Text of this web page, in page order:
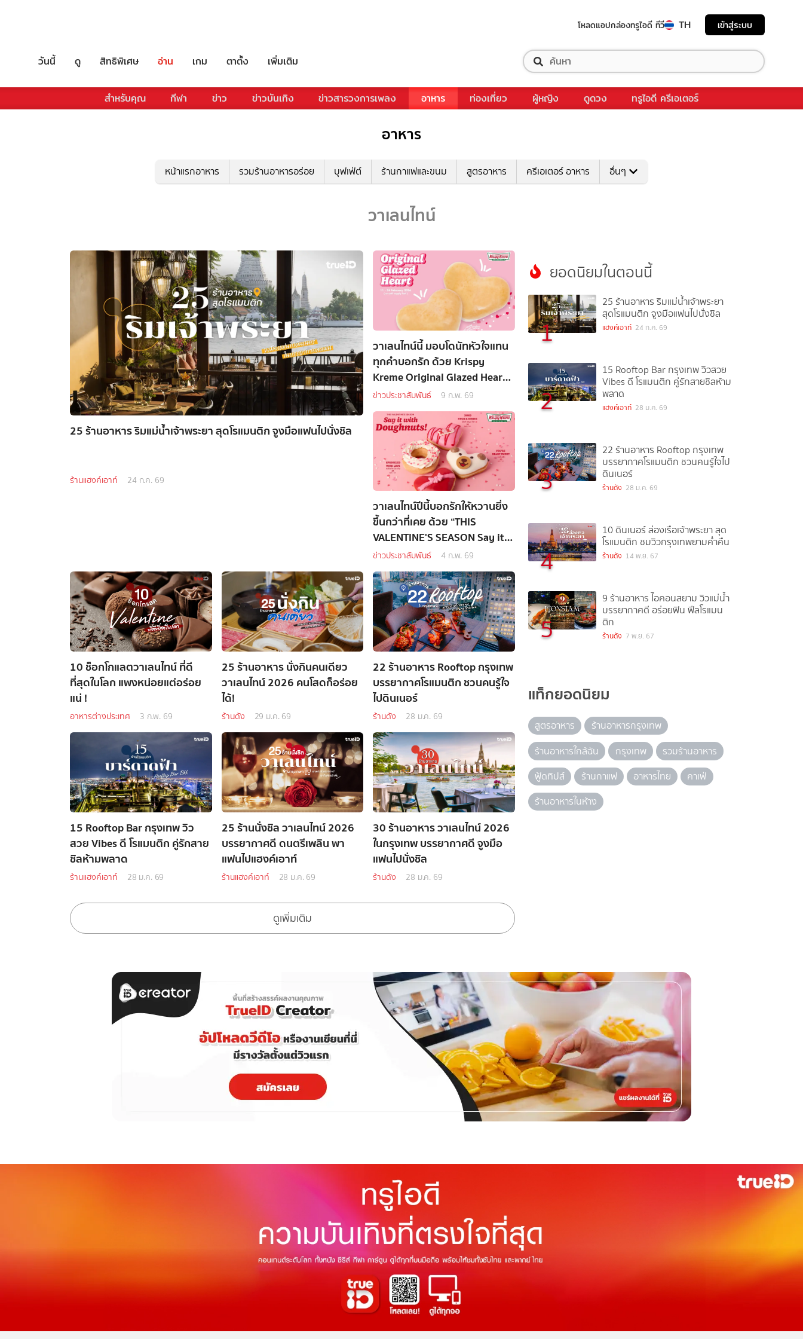
โหลดแอปกล่องทรูไอดี ทีวี TH เข้าสู่ระบบ
วันนี้ ดู สิทธิพิเศษ อ่าน เกม ตาตั้ง เพิ่มเติม
สำหรับคุณ กีฬา ข่าว ข่าวบันเทิง ข่าวสารวงการเพลง อาหาร ท่องเที่ยว ผู้หญิง ดูดวง ทรูไอดี ครีเอเตอร์
อาหาร
หน้าแรกอาหาร รวมร้านอาหารอร่อย บุฟเฟ่ต์ ร้านกาแฟและขนม สูตรอาหาร ครีเอเตอร์ อาหาร อื่นๆ
วาเลนไทน์
25 ร้านอาหาร ริมแม่น้ำเจ้าพระยา สุดโรแมนติก จูงมือแฟนไปนั่งชิล
ร้านแฮงค์เอาท์ 24 ก.ค. 69
วาเลนไทน์นี้ มอบโดนัทหัวใจแทน
ทุกคำบอกรัก ด้วย Krispy
Kreme Original Glazed Heart
Doughnuts
ข่าวประชาสัมพันธ์ 9 ก.พ. 69
วาเลนไทน์ปีนี้บอกรักให้หวานยิ่ง
ขึ้นกว่าที่เคย ด้วย “THIS
VALENTINE'S SEASON Say it
with Doughnuts”
ข่าวประชาสัมพันธ์ 4 ก.พ. 69
10 ช็อกโกแลตวาเลนไทน์ ที่ดี
ที่สุดในโลก แพงหน่อยแต่อร่อย
แน่ !
อาหารต่างประเทศ 3 ก.พ. 69
25 ร้านอาหาร นั่งกินคนเดียว
วาเลนไทน์ 2026 คนโสดก็อร่อย
ได้!
ร้านดัง 29 ม.ค. 69
22 ร้านอาหาร Rooftop กรุงเทพ
บรรยากาศโรแมนติก ชวนคนรู้ใจ
ไปดินเนอร์
ร้านดัง 28 ม.ค. 69
15 Rooftop Bar กรุงเทพ วิว
สวย Vibes ดี โรแมนติก คู่รักสาย
ชิลห้ามพลาด
ร้านแฮงค์เอาท์ 28 ม.ค. 69
25 ร้านนั่งชิล วาเลนไทน์ 2026
บรรยากาศดี ดนตรีเพลิน พา
แฟนไปแฮงค์เอาท์
ร้านแฮงค์เอาท์ 28 ม.ค. 69
30 ร้านอาหาร วาเลนไทน์ 2026
ในกรุงเทพ บรรยากาศดี จูงมือ
แฟนไปนั่งชิล
ร้านดัง 28 ม.ค. 69
ดูเพิ่มเติม
ยอดนิยมในตอนนี้
1
25 ร้านอาหาร ริมแม่น้ำเจ้าพระยา
สุดโรแมนติก จูงมือแฟนไปนั่งชิล
แฮงค์เอาท์ 24 ก.ค. 69
2
15 Rooftop Bar กรุงเทพ วิวสวย
Vibes ดี โรแมนติก คู่รักสายชิลห้าม
พลาด
แฮงค์เอาท์ 28 ม.ค. 69
3
22 ร้านอาหาร Rooftop กรุงเทพ
บรรยากาศโรแมนติก ชวนคนรู้ใจไป
ดินเนอร์
ร้านดัง 28 ม.ค. 69
4
10 ดินเนอร์ ล่องเรือเจ้าพระยา สุด
โรแมนติก ชมวิวกรุงเทพยามค่ำคืน
ร้านดัง 14 พ.ย. 67
5
9 ร้านอาหาร ไอคอนสยาม วิวแม่น้ำ
บรรยากาศดี อร่อยฟิน ฟีลโรแมน
ติก
ร้านดัง 7 พ.ย. 67
แท็กยอดนิยม
สูตรอาหาร
ร้านอาหารกรุงเทพ
ร้านอาหารใกล้ฉัน
กรุงเทพ
รวมร้านอาหาร
ฟู้ดทิปส์
ร้านกาแฟ อาหารไทย
คาเฟ่
ร้านอาหารในห้าง